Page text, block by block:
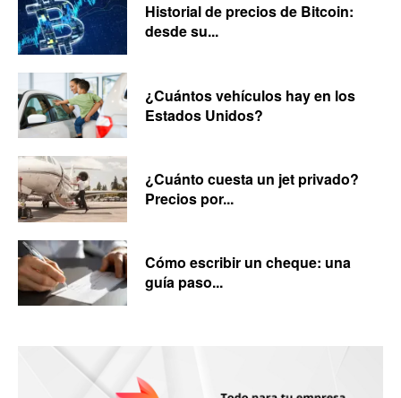
Historial de precios de Bitcoin:
desde su...
¿Cuántos vehículos hay en los
Estados Unidos?
¿Cuánto cuesta un jet privado?
Precios por...
Cómo escribir un cheque: una
guía paso...